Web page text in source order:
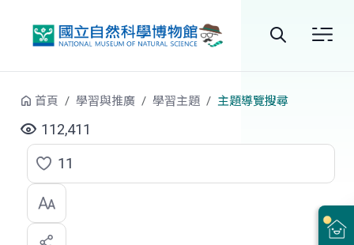
站
尋
首頁 學習與推廣 學習主題 主題導覽搜尋
112,411
點
選
喜
11